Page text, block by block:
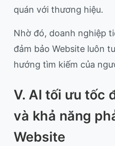
quán với thương hiệu.
Nhờ đó, doanh nghiệp
đảm bảo Website luôn
hướng tìm kiếm của
V. AI tối ưu tốc
và khả năng
Website